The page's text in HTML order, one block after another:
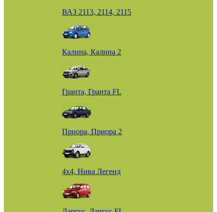
ВАЗ 2113, 2114, 2115
Калина, Калина 2
Гранта, Гранта FL
Приора, Приора 2
4х4, Нива Легенд